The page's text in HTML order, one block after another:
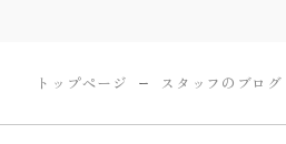
トップページ ー スタッフのブログ